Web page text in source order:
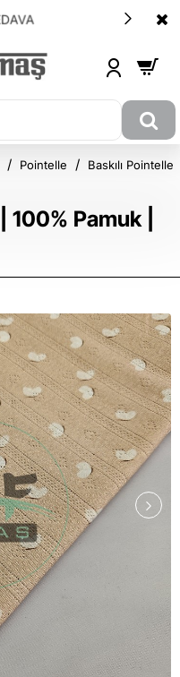
HEPSİJET
Pamuk |
Pointelle Baskılı Pointelle